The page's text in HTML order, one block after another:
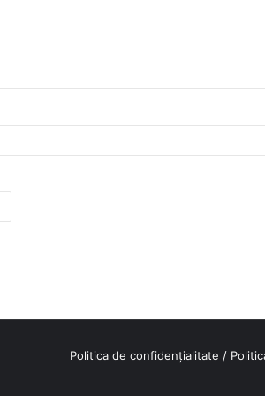
Politica de confidențialitate /